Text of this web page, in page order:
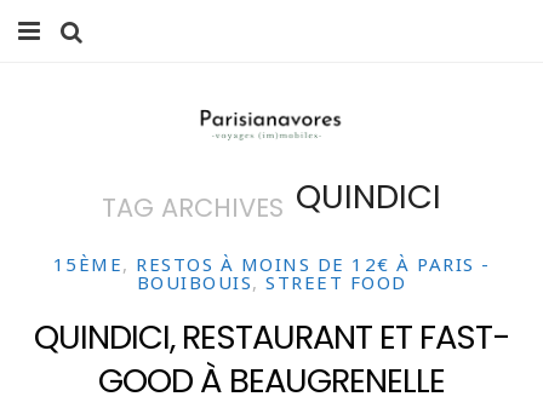
FAMILLE
VOYAGES
WEEK-ENDS
LIFESTYLE
TAG ARCHIVES QUINDICI
15ÈME, RESTOS À MOINS DE 12€ À PARIS -
BOUIBOUIS, STREET FOOD
QUINDICI, RESTAURANT ET FAST-
GOOD À BEAUGRENELLE